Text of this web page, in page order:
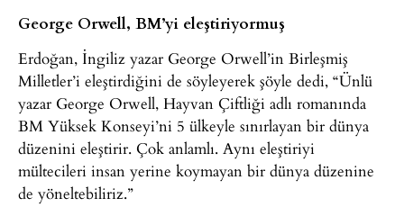
George Orwell, BM’yi eleştiriyormuş
Erdoğan, İngiliz yazar George Orwell’in Birleşmiş
Milletler’i eleştirdiğini de söyleyerek şöyle dedi, “Ünlü
yazar George Orwell, Hayvan Çiftliği adlı romanında
BM Yüksek Konseyi’ni 5 ülkeyle sınırlayan bir dünya
düzenini eleştirir. Çok anlamlı. Aynı eleştiriyi
mültecileri insan yerine koymayan bir dünya düzenine
de yöneltebiliriz.”